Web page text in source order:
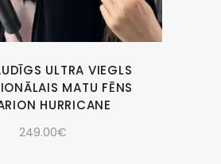
ULTRA VIEGLS
MATU FĒNS
HURRICANE
249.00€